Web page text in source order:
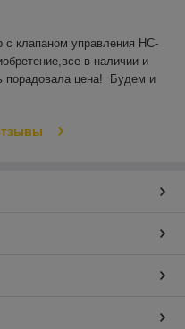
клапаном управления HC-
в наличии и
порадовала цена!  Будем и